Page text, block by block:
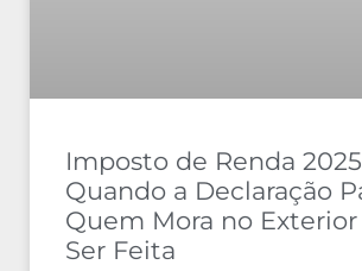
Imposto de Renda
Quando a Declaração
Quem Mora no Exterior
Ser Feita